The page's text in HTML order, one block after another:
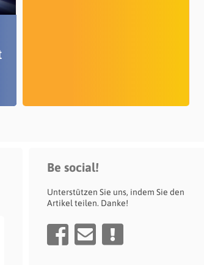
Be social!
Unterstützen Sie uns, indem Sie den
Artikel teilen. Danke!